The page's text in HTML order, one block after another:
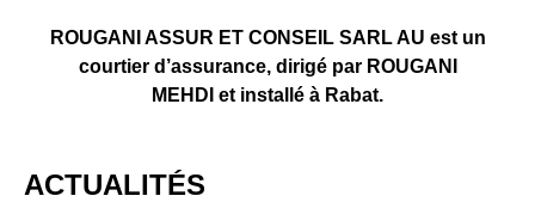
ROUGANI ASSUR ET CONSEIL SARL AU est un
courtier d’assurance, dirigé par ROUGANI
MEHDI et installé à Rabat.
ACTUALITÉS